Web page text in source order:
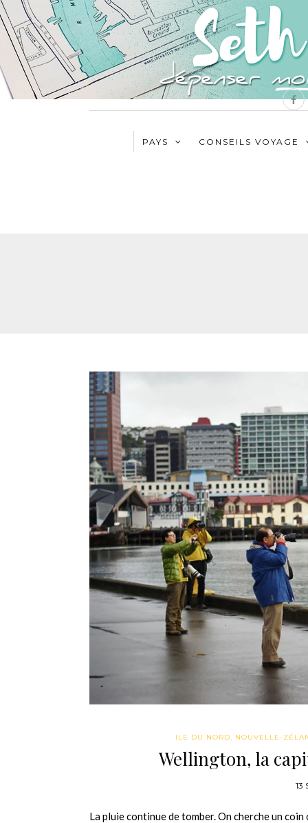
PAYS CONSEILS VOYAGE
ILE DU NORD, NOUVELLE-
Wellington, la
13
La pluie continue de tomber. On cherche un